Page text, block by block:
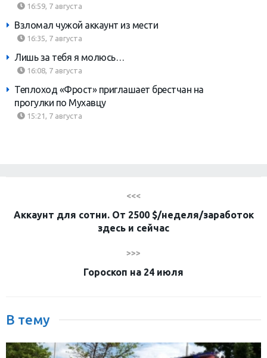
16:59, 7 августа
Взломал чужой аккаунт из мести
16:35, 7 августа
Лишь за тебя я молюсь…
16:08, 7 августа
Теплоход «Фрост» приглашает брестчан на
прогулки по Мухавцу
15:21, 7 августа
<<<
Аккаунт для сотни. От 2500 $/неделя/заработок
здесь и сейчас
>>>
Гороскоп на 24 июля
В тему